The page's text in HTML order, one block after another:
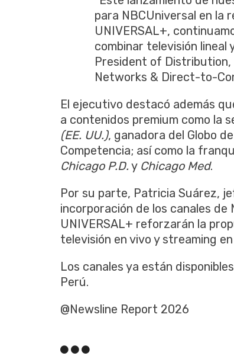
para NBCUniversal en la
UNIVERSAL+,
combinar televisión lineal
President of Distribution,
Networks & Direct-to-
El ejecutivo destacó además
a contenidos premium como la
(EE. UU.), ganadora del Globo
Competencia; así como la
Chicago P.D. y Chicago Med.
Por su parte, Patricia Suárez,
incorporación de los canales
UNIVERSAL+ reforzarán la
televisión en vivo y streaming
Los canales ya están
Perú.
@Newsline Report 2026